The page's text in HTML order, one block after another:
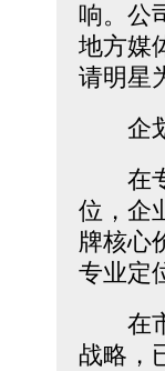
响。公
地方媒
请明星
企划
在专
位，企
牌核心
专业定
在市
战略，